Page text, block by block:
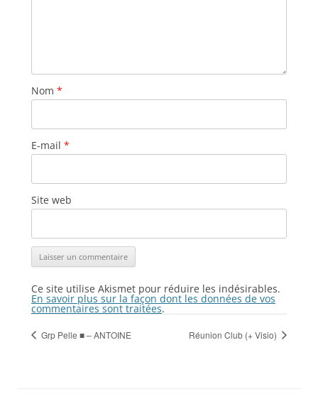
Nom *
E-mail *
Site web
Ce site utilise Akismet pour réduire les indésirables.
En savoir plus sur la façon dont les données de vos
commentaires sont traitées.
Grp Pelle ■ – ANTOINE Réunion Club (+ Visio)